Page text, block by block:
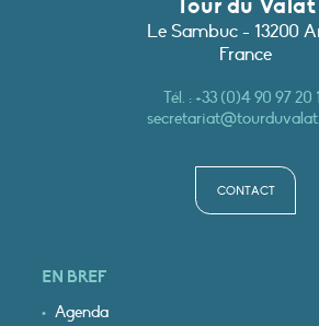
Tour du Valat
Le Sambuc - 13200
France
Tél. :+33 (0)4 90 97 20
CONTACT
EN BREF
Agenda